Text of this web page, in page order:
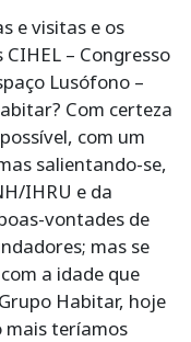
e visitas e os
– Congresso
Lusófono –
Com certeza
com um
salientando-se,
IHRU e da
vontades de
mas se
a idade que
Habitar, hoje
mais teríamos